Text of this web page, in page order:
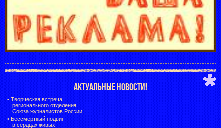
АКТУАЛЬНЫЕ НОВОСТИ!
• Творческая встреча
регионального отделения
Союза журналистов России!
• Бессмертный подвиг
в сердцах живых